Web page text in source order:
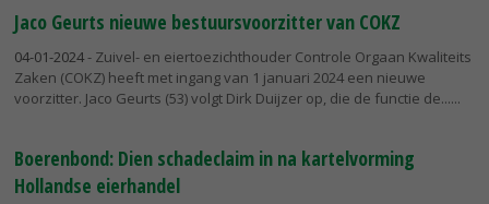
Jaco Geurts nieuwe bestuursvoorzitter van COKZ
04-01-2024- Zuivel- en eiertoezichthouder Controle Orgaan Kwaliteits
Zaken (COKZ) heeft met ingang van 1 januari 2024 een nieuwe
voorzitter. Jaco Geurts (53) volgt Dirk Duijzer op, die de functie de...
Boerenbond: Dien schadeclaim in na kartelvorming
Hollandse eierhandel